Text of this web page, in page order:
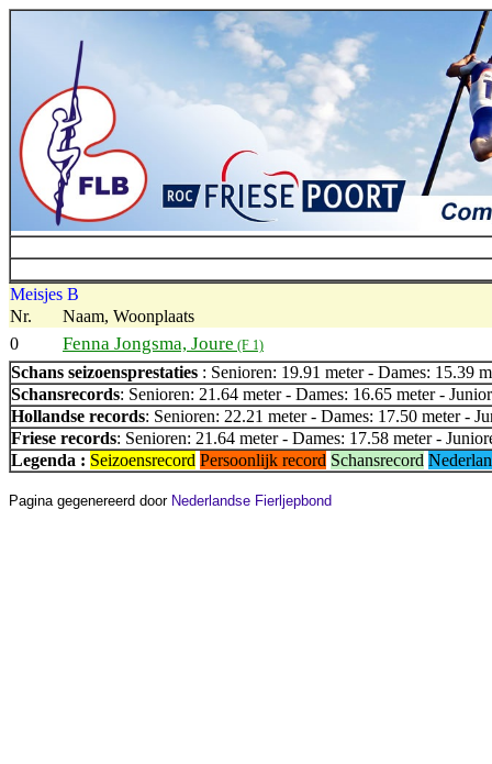
Meisjes B
Nr.
Naam, Woonplaats
0
Fenna Jongsma, Joure (F 1)
Schans seizoensprestaties : Senioren: 19.91 meter - Dames: 15.39
Schansrecords: Senioren: 21.64 meter - Dames: 16.65 meter -
Hollandse records: Senioren: 22.21 meter - Dames: 17.50 meter -
Friese records: Senioren: 21.64 meter - Dames: 17.58 meter -
Legenda : Seizoensrecord Persoonlijk record Schansrecord
Pagina gegenereerd door Nederlandse Fierljepbond